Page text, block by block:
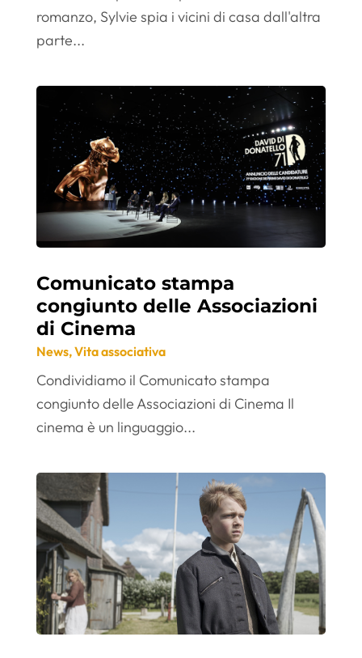
romanzo, Sylvie spia i vicini di casa dall'altra
parte...
Comunicato stampa
congiunto delle Associazioni
di Cinema
News,Vita associativa
Condividiamo il Comunicato stampa
congiunto delle Associazioni di Cinema Il
cinema è un linguaggio...